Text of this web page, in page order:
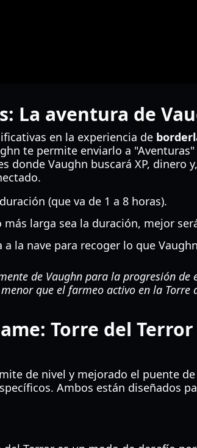
La aventura de
en la experiencia de
te permite enviarlo a
donde Vaughn buscará XP, dinero
(que va de 1 a 8 horas).
más larga sea la duración, mejor
a la nave para recoger lo que
de Vaughn para la progresión de
que el farmeo activo en la Torre
Torre del
de nivel y mejorado el puente
Ambos están diseñados